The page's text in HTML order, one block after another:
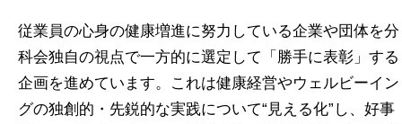
従業員の心身の健康増進に努力している企業や団体を分
科会独自の視点で一方的に選定して「勝手に表彰」する
企画を進めています。これは健康経営やウェルビーイン
グの独創的・先鋭的な実践について“見える化”し、好事